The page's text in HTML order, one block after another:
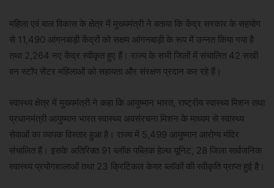
महिला एवं बाल विकास के क्षेत्र में मुख्यमंत्री ने बताया कि केंद्र सरकार के सहयोग
से 11,490 आंगनबाड़ी केंद्रों को सक्षम आंगनबाड़ी के रूप में उन्नत किया गया है
तथा 2,264 नए केंद्र स्वीकृत हुए हैं। राज्य के सभी जिलों में संचालित 42 सखी
वन स्टॉप सेंटर महिलाओं को सहायता और संरक्षण प्रदान कर रहे हैं।
स्वास्थ्य क्षेत्र में मुख्यमंत्री ने कहा कि आयुष्मान भारत, राष्ट्रीय स्वास्थ्य मिशन तथा
प्रधानमंत्री आयुष्मान भारत स्वास्थ्य अवसंरचना मिशन के माध्यम से स्वास्थ्य
सेवाओं का व्यापक विस्तार हुआ है। राज्य में 5,499 आयुष्मान आरोग्य मंदिर
संचालित हैं। इसके अतिरिक्त 91 ब्लॉक पब्लिक हेल्थ यूनिट, 28 जिला सार्वजनिक
स्वास्थ्य प्रयोगशालाओं तथा 23 क्रिटिकल केयर ब्लॉकों की स्वीकृति प्राप्त हुई है।